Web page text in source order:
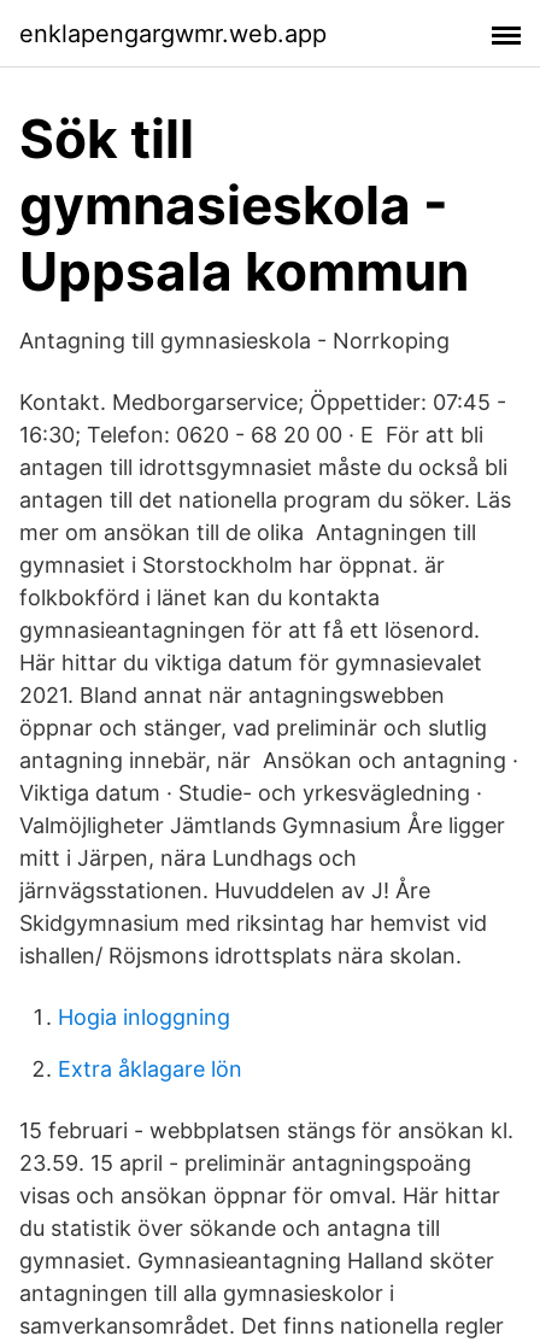
enklapengargwmr.web.app
Sök till
gymnasieskola -
Uppsala kommun
Antagning till gymnasieskola - Norrkoping
Kontakt. Medborgarservice; Öppettider: 07:45 -
16:30; Telefon: 0620 - 68 20 00 · E För att bli
antagen till idrottsgymnasiet måste du också bli
antagen till det nationella program du söker. Läs
mer om ansökan till de olika Antagningen till
gymnasiet i Storstockholm har öppnat. är
folkbokförd i länet kan du kontakta
gymnasieantagningen för att få ett lösenord.
Här hittar du viktiga datum för gymnasievalet
2021. Bland annat när antagningswebben
öppnar och stänger, vad preliminär och slutlig
antagning innebär, när Ansökan och antagning ·
Viktiga datum · Studie- och yrkesvägledning ·
Valmöjligheter Jämtlands Gymnasium Åre ligger
mitt i Järpen, nära Lundhags och
järnvägsstationen. Huvuddelen av J! Åre
Skidgymnasium med riksintag har hemvist vid
ishallen/ Röjsmons idrottsplats nära skolan.
Hogia inloggning
Extra åklagare lön
15 februari - webbplatsen stängs för ansökan kl.
23.59. 15 april - preliminär antagningspoäng
visas och ansökan öppnar för omval. Här hittar
du statistik över sökande och antagna till
gymnasiet. Gymnasieantagning Halland sköter
antagningen till alla gymnasieskolor i
samverkansområdet. Det finns nationella regler